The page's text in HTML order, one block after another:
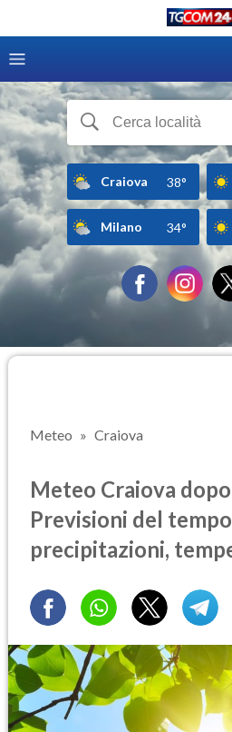
Craiova 38°
Milano 34°
Meteo Craiova
Meteo Craiova
Previsioni del
precipitazioni,